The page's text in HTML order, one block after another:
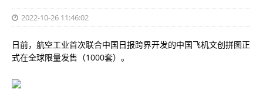
2022-10-26 11:46:02
日前，航空工业首次联合中国日报跨界开发的中国飞机文创拼图正
式在全球限量发售（1000套）。